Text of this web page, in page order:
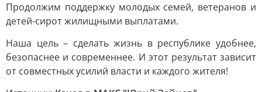
Продолжим поддержку молодых семей, ветеранов и
детей-сирот жилищными выплатами.
Наша цель – сделать жизнь в республике удобнее,
безопаснее и современнее. И этот результат зависит
от совместных усилий власти и каждого жителя!